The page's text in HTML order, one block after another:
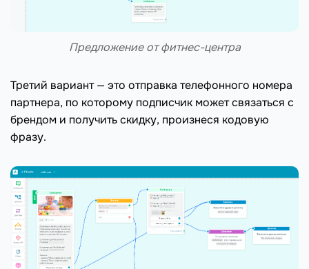
Предложение от фитнес-центра
Третий вариант — это отправка телефонного номера
партнера, по которому подписчик может связаться с
брендом и получить скидку, произнеся кодовую
фразу.